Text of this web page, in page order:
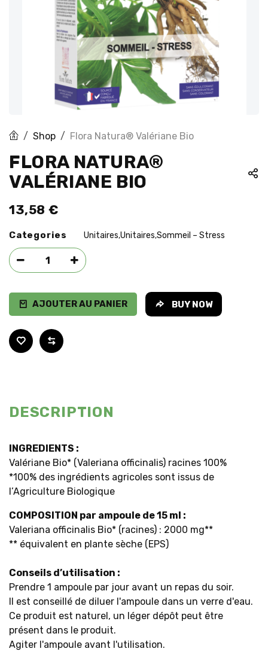
Shop Flora Natura® Valériane Bio
FLORA NATURA®
VALÉRIANE BIO
13,58 €
Categories Unitaires,Unitaires,Sommeil – Stress
AJOUTER AU PANIER BUY NOW
DESCRIPTION
INGREDIENTS :
Valériane Bio* (Valeriana officinalis) racines 100%
*100% des ingrédients agricoles sont issus de
l’Agriculture Biologique
COMPOSITION par ampoule de 15 ml :
Valeriana officinalis Bio* (racines) : 2000 mg**
** équivalent en plante sèche (EPS)
Conseils d’utilisation :
Prendre 1 ampoule par jour avant un repas du soir.
Il est conseillé de diluer l'ampoule dans un verre d'eau.
Ce produit est naturel, un léger dépôt peut être
présent dans le produit.
Agiter l'ampoule avant l'utilisation.